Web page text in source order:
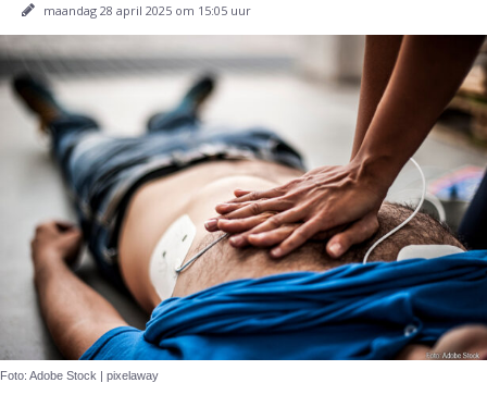
maandag 28 april 2025 om 15:05 uur
Foto: Adobe Stock | pixelaway